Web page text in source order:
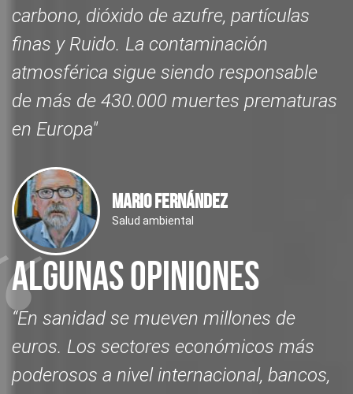
carbono, dióxido de azufre, partículas
finas y Ruido. La contaminación
atmosférica sigue siendo responsable
de más de 430.000 muertes prematuras
en Europa"
Mario Fernández
Salud ambiental
Algunas opiniones
“En sanidad se mueven millones de
euros. Los sectores económicos más
poderosos a nivel internacional, bancos,